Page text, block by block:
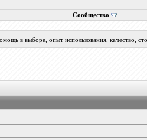
Сообщество
в выборе, опыт использования, качество,